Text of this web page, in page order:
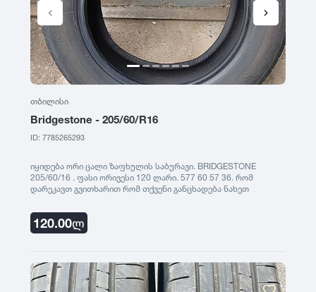
თბილისი
Bridgestone - 205/60/R16
ID: 7785265293
იყიდება ორი ცალი ზაფხულის საბურავი. BRIDGESTONE
205/60/16 . ფასი ორივესი 120 ლარი. 577 60 57 36. რომ
დარეკავთ გვითხარით რომ თქვენი განცხადება ნახეთ
120.00ლ